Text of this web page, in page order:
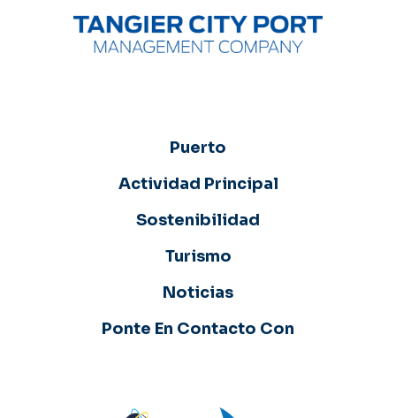
Puerto
Actividad Principal
Sostenibilidad
Turismo
Noticias
Ponte En Contacto Con